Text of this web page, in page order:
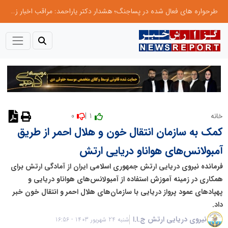
طرحواره های فعال شده در پساجنگ؛ هشدار دکتر یاراحمد: مراقب اخبار زرد و واکنش های هیجانی باشید
خانه
کمک به سازمان انتقال خون و هلال احمر از طریق
آمبولانس‌های هواناو دریایی ارتش
فرمانده نیروی دریایی ارتش جمهوری اسلامی ایران از آمادگی ارتش برای
همکاری در زمینه آموزش استفاده از آمبولانس‌های هواناو دریایی و
پهپادهای عمود پرواز دریایی با سازمان‌های هلال احمر و انتقال خون خبر
داد.
نیروی دریایی ارتش ج.ا.ا شنبه 24 شهریور 1403 - 16:56